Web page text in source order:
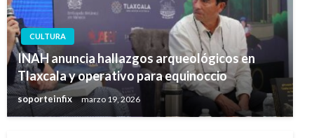
CULTURA
INAH anuncia hallazgos arqueológicos en
Tlaxcala y operativo para equinoccio
soporteinfix marzo 19, 2026